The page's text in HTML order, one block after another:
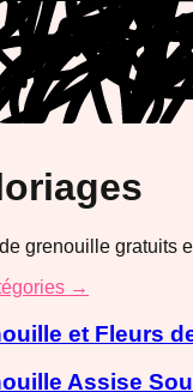
grenouille gratuits
→
et Fleurs
Assise